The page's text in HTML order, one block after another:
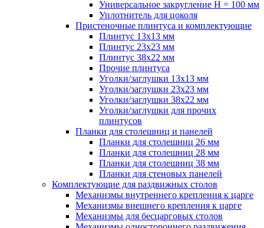
Универсальное закругление H = 100 мм
Уплотнитель для цоколя
Пристеночные плинтуса и комплектующие
Плинтус 13х13 мм
Плинтус 23х23 мм
Плинтус 38х22 мм
Прочие плинтуса
Уголки/заглушки 13х13 мм
Уголки/заглушки 23х23 мм
Уголки/заглушки 38х22 мм
Уголки/заглушки для прочих
плинтусов
Планки для столешниц и панелей
Планки для столешниц 26 мм
Планки для столешниц 28 мм
Планки для столешниц 38 мм
Планки для стеновых панелей
Комплектующие для раздвижных столов
Механизмы внутреннего крепления к царге
Механизмы внешнего крепления к царге
Механизмы для бесцарговых столов